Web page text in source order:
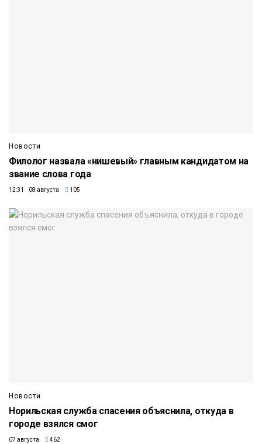
Новости
Филолог назвала «нишевый» главным кандидатом на
звание слова года
12:31 08 августа 105
Новости
Норильская служба спасения объяснила, откуда в
городе взялся смог
07 августа 462